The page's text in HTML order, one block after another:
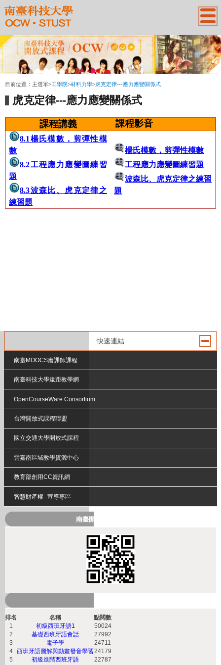
:::
目前位置： 主選單>工學院>材料力學>虎克定律---應力應變關係式
虎克定律---應力應變關係式
課程講義 課程影音
8.1楊氏模數，剪彈性模
數
8.2工程應力應變圖練習
題
8.3波森比、虎克定律之
練習題
楊氏模數，剪彈性模數
工程應力應變圖練習題
波森比、虎克定律之練習
題
快速連結
南臺MOOCS磨課師課程
南臺科技大學遠距教學網
OpenCourseWare Consortium
台灣開放式課程聯盟
國立交通大學開放式課程
雲嘉南區域教學資源中心
教育部創用CC資訊網
智慧財產權--宣導專區
南臺開放式課程QRcode
排名 名稱
點閱數
1
初級西班牙語1
50024
2
基礎西班牙語會話
27992
3
電子學
24711
4
西班牙語圖解與動畫發音學習24179
5
初級進階西班牙語
22787